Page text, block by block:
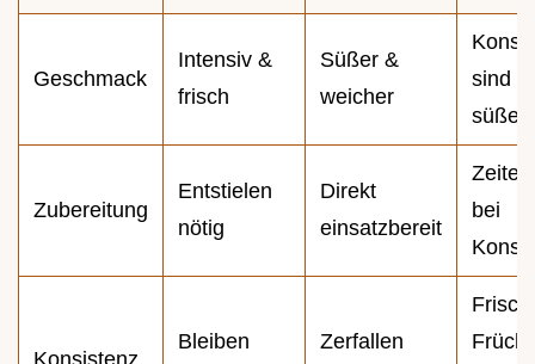
Geschmack
Intensiv &
frisch
Süßer &
weicher
sind
süßer
Zubereitung
Entstielen
nötig
Direkt
einsatzbereit
bei
Bleiben
Zerfallen